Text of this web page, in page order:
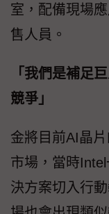
室，配備現場
售人員。
「我們是補足
競爭」
金將目前AI晶
市場，當時
決方案切入行